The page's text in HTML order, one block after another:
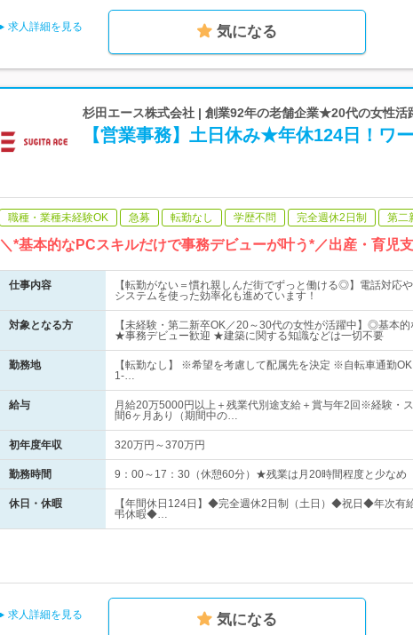
求人詳細を見る 気になる
杉田エース株式会社 | 創業92年の老舗企業★20代の女性活
【営業事務】土日休み★年休124日！ワ
職種・業種未経験OK 急募 転勤なし 学歴不問 完全週休2日制 第二
＼*基本的なPCスキルだけで事務デビューが叶う*／出産・育児
仕事内容
【転勤がない＝慣れ親しんだ街でずっと働ける◎】電話対応
システムを使った効率化も進めています！
対象となる方
【未経験・第二新卒OK／20～30代の女性が活躍中】◎基本
★事務デビュー歓迎 ★建築に関する知識などは一切不要
勤務地
【転勤なし】 ※希望を考慮して配属先を決定 ※自転車通勤
1-…
給与
月給20万5000円以上＋残業代別途支給＋賞与年2回※経験・
間6ヶ月あり（期間中の…
初年度年収 320万円～370万円
勤務時間 9：00～17：30（休憩60分）★残業は月20時間程度と少なめ
休日・休暇
【年間休日124日】◆完全週休2日制（土日）◆祝日◆年次
弔休暇◆…
求人詳細を見る 気になる